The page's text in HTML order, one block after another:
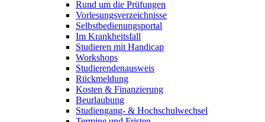
Rund um die Prüfungen
Vorlesungsverzeichnisse
Selbstbedienungsportal
Im Krankheitsfall
Studieren mit Handicap
Workshops
Studierendenausweis
Rückmeldung
Kosten & Finanzierung
Beurlaubung
Studiengang- & Hochschulwechsel